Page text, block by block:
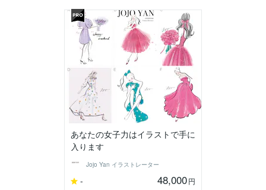
あなたの女子力はイラストで手に
入ります
Jojo Yan イラストレーター
- 48,000円